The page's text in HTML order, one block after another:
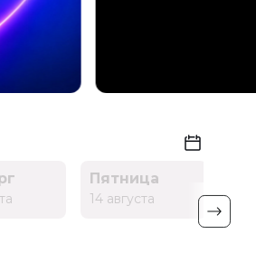
Пятница
14 августа